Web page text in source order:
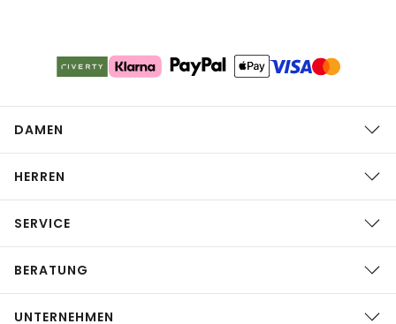
DAMEN
HERREN
SERVICE
BERATUNG
UNTERNEHMEN